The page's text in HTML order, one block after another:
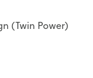
(Twin Power)